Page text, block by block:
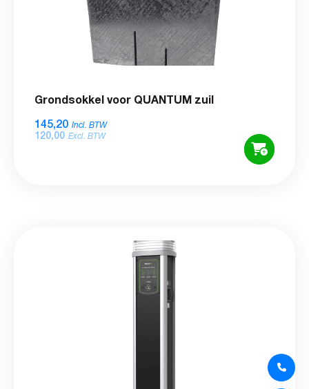
Grondsokkel voor QUANTUM zuil
145,20 Incl. BTW
120,00 Excl. BTW